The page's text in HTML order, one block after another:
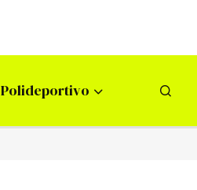
Polideportivo